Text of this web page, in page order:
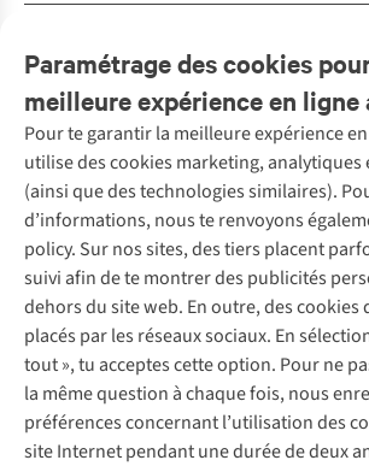
Paramétrage des cookies
meilleure expérience en
Pour te garantir la meilleure expérience
utilise des cookies marketing,
(ainsi que des technologies similaires).
d’informations, nous te renvoyons
policy. Sur nos sites, des tiers placent
suivi afin de te montrer des publicités
dehors du site web. En outre, des cookies
placés par les réseaux sociaux. En
tout », tu acceptes cette option. Pour ne
la même question à chaque fois, nous
préférences concernant l’utilisation des
site Internet pendant une durée de deux
Service client
Questions fréquentes
Commander
Payer
10 % réduction étudiants
Klarna : post-paiement
Livraison
Retourner
Rétractation d'une commande
Garantie
Nos services
Vintage - ReJUsed
Atelier de couture
Personal shopping
Boîte à vêtements
Événements / ateliers
Juttu
Qui sommes-nous ?
Juttu Friends
Inspiration
Travailler chez Juttu
Nos magasins
Abonne-toi à la newsletter
Suivez-nous